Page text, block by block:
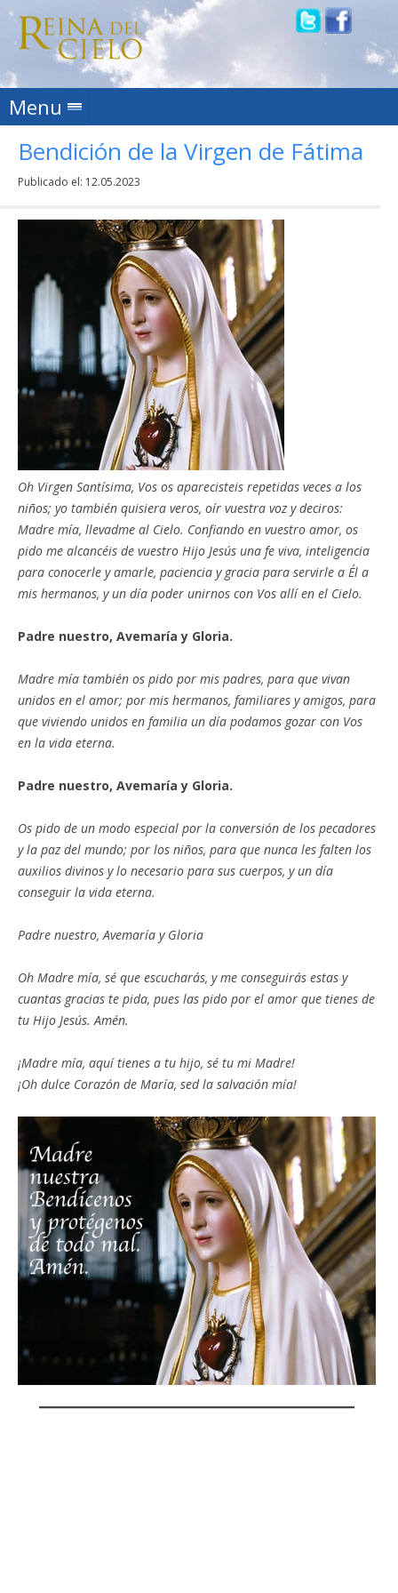
Menu Skip to content
Bendición de la Virgen de Fátima
Publicado el: 12.05.2023
Oh Virgen Santísima, Vos os aparecisteis repetidas veces a los
niños; yo también quisiera veros, oír vuestra voz y deciros:
Madre mía, llevadme al Cielo. Confiando en vuestro amor, os
pido me alcancéis de vuestro Hijo Jesús una fe viva, inteligencia
para conocerle y amarle, paciencia y gracia para servirle a Él a
mis hermanos, y un día poder unirnos con Vos allí en el Cielo.
Padre nuestro, Avemaría y Gloria.
Madre mía también os pido por mis padres, para que vivan
unidos en el amor; por mis hermanos, familiares y amigos, para
que viviendo unidos en familia un día podamos gozar con Vos
en la vida eterna.
Padre nuestro, Avemaría y Gloria.
Os pido de un modo especial por la conversión de los pecadores
y la paz del mundo; por los niños, para que nunca les falten los
auxilios divinos y lo necesario para sus cuerpos, y un día
conseguir la vida eterna.
Padre nuestro, Avemaría y Gloria
Oh Madre mía, sé que escucharás, y me conseguirás estas y
cuantas gracias te pida, pues las pido por el amor que tienes de
tu Hijo Jesús. Amén.
¡Madre mía, aquí tienes a tu hijo, sé tu mi Madre!
¡Oh dulce Corazón de María, sed la salvación mía!